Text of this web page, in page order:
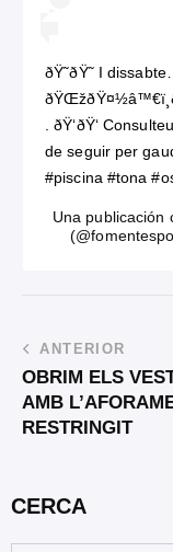
ðŸ˜ðŸ˜ I
. ðŸ‘ðŸ‘
de seguir per
#piscina #tona
Una publicación
ANTERIOR
OBRIM ELS
AMB
RESTRINGIT
CERCA